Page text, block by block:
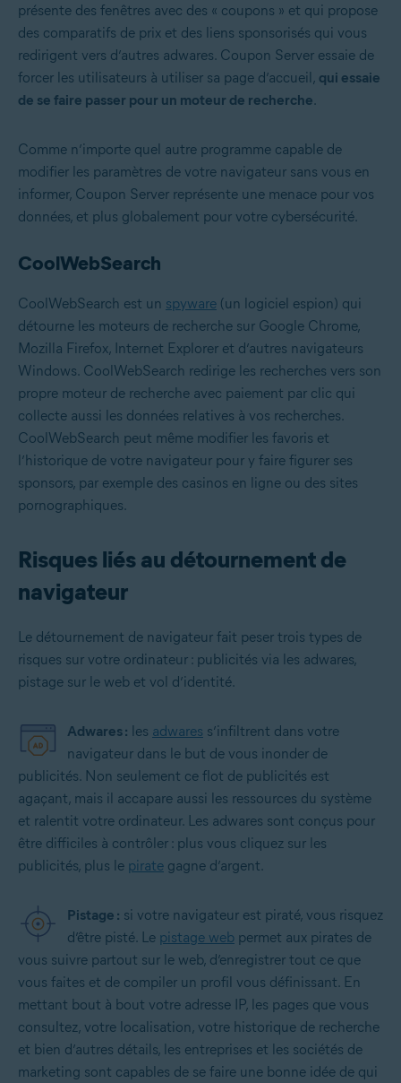
présente des fenêtres avec des « coupons » et qui propose
des comparatifs de prix et des liens sponsorisés qui vous
redirigent vers d’autres adwares. Coupon Server essaie de
forcer les utilisateurs à utiliser sa page d’accueil, qui essaie
de se faire passer pour un moteur de recherche.
Comme n’importe quel autre programme capable de
modifier les paramètres de votre navigateur sans vous en
informer, Coupon Server représente une menace pour vos
données, et plus globalement pour votre cybersécurité.
CoolWebSearch
CoolWebSearch est un spyware (un logiciel espion) qui
détourne les moteurs de recherche sur Google Chrome,
Mozilla Firefox, Internet Explorer et d’autres navigateurs
Windows. CoolWebSearch redirige les recherches vers son
propre moteur de recherche avec paiement par clic qui
collecte aussi les données relatives à vos recherches.
CoolWebSearch peut même modifier les favoris et
l’historique de votre navigateur pour y faire figurer ses
sponsors, par exemple des casinos en ligne ou des sites
pornographiques.
Risques liés au détournement de
navigateur
Le détournement de navigateur fait peser trois types de
risques sur votre ordinateur : publicités via les adwares,
pistage sur le web et vol d’identité.
Adwares : les adwares s’infiltrent dans votre
navigateur dans le but de vous inonder de
publicités. Non seulement ce flot de publicités est
agaçant, mais il accapare aussi les ressources du système
et ralentit votre ordinateur. Les adwares sont conçus pour
être difficiles à contrôler : plus vous cliquez sur les
publicités, plus le pirate gagne d’argent.
Pistage : si votre navigateur est piraté, vous risquez
d’être pisté. Le pistage web permet aux pirates de
vous suivre partout sur le web, d’enregistrer tout ce que
vous faites et de compiler un profil vous définissant. En
mettant bout à bout votre adresse IP, les pages que vous
consultez, votre localisation, votre historique de recherche
et bien d’autres détails, les entreprises et les sociétés de
marketing sont capables de se faire une bonne idée de qui